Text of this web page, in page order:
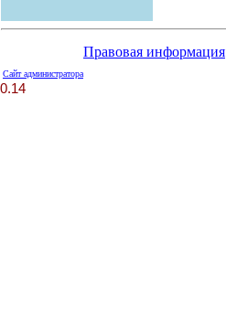
Правовая информация
Сайт администратора
0.14